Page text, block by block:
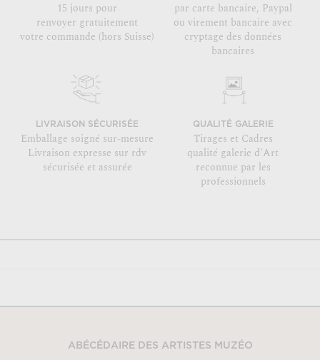
15 jours pour
renvoyer gratuitement
votre commande (hors Suisse)
par carte bancaire, Paypal
ou virement bancaire avec
cryptage des données
bancaires
LIVRAISON SÉCURISÉE
Emballage soigné sur-mesure
Livraison expresse sur rdv
sécurisée et assurée
QUALITÉ GALERIE
Tirages et Cadres
qualité galerie d'Art
reconnue par les
professionnels
ABÉCÉDAIRE DES ARTISTES MUZÉO